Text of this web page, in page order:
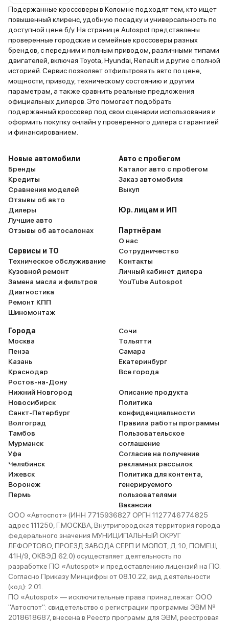
Подержанные кроссоверы в Коломне подходят тем, кто ищет
повышенный клиренс, удобную посадку и универсальность по
доступной цене б/у. На странице Autospot представлены
проверенные городские и семейные кроссоверы разных
брендов, с передним и полным приводом, различными типами
двигателей, включая Toyota, Hyundai, Renault и другие с полной
историей. Сервис позволяет отфильтровать авто по цене,
мощности, приводу, техническому состоянию и другим
параметрам, а также сравнить реальные предложения
официальных дилеров. Это помогает подобрать
подержанный кроссовер под свои сценарии использования и
оформить покупку онлайн у проверенного дилера с гарантией
и финансированием.
Новые автомобили
Бренды
Кредиты
Сравнения моделей
Отзывы об авто
Дилеры
Лучшие авто
Отзывы об автосалонах
Сервисы и ТО
Техническое обслуживание
Кузовной ремонт
Замена масла и фильтров
Диагностика
Ремонт КПП
Шиномонтаж
Авто с пробегом
Каталог авто с пробегом
Заказ автомобиля
Выкуп
Юр. лицам и ИП
Партнёрам
О нас
Сотрудничество
Контакты
Личный кабинет дилера
YouTube Autospot
Города
Москва
Пенза
Казань
Краснодар
Ростов-на-Дону
Нижний Новгород
Новосибирск
Санкт-Петербург
Волгоград
Тамбов
Мурманск
Уфа
Челябинск
Ижевск
Воронеж
Пермь
Сочи
Тольятти
Самара
Екатеринбург
Все города
Описание продукта
Политика
конфиденциальности
Правила работы программы
Пользовательское
соглашение
Согласие на получение
рекламных рассылок
Политика для контента,
генерируемого
пользователями
Вакансии
ООО «Автоспот» (ИНН 7715936827 ОРГН 1127746774825
адрес 111250, Г.МОСКВА, Внутригородская территория города
федерального значения МУНИЦИПАЛЬНЫЙ ОКРУГ
ЛЕФОРТОВО, ПРОЕЗД ЗАВОДА СЕРП И МОЛОТ, Д. 10, ПОМЕЩ.
41Н/9, ОКВЭД 62.0) осуществляет деятельность по
разработке ПО «Autospot» и предоставлению лицензий на ПО.
Согласно Приказу Минцифры от 08.10.22, вид деятельности
(код): 2.01.
ПО «Autospot» — исключительные права принадлежат ООО
"Автоспот": свидетельство о регистрации программы ЭВМ №
2018618687, внесена в Реестр программ для ЭВМ, реестровая